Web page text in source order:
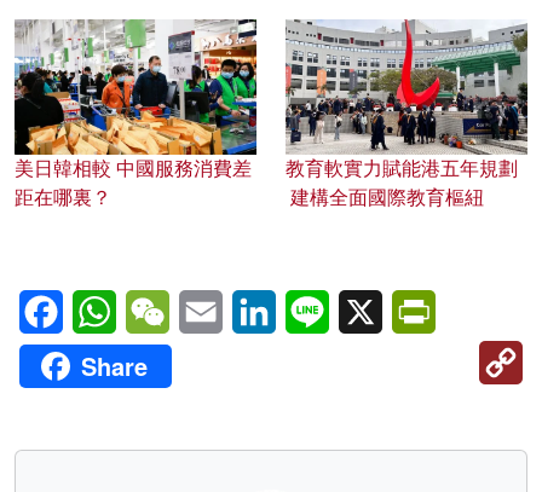
美日韓相較 中國服務消費差
距在哪裏？
教育軟實力賦能港五年規劃
建構全面國際教育樞紐
FacebookWhatsAppWeChatEmail LinkedInLine X
Share